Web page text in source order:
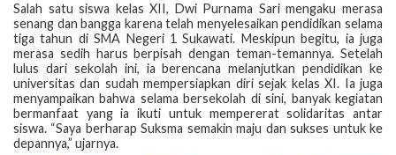
‎Salah satu siswa kelas XII, Dwi Purnama Sari mengaku merasa
senang dan bangga karena telah menyelesaikan pendidikan selama
tiga tahun di SMA Negeri 1 Sukawati. Meskipun begitu, ia juga
merasa sedih harus berpisah dengan teman-temannya. Setelah
lulus dari sekolah ini, ia berencana melanjutkan pendidikan ke
universitas dan sudah mempersiapkan diri sejak kelas XI. Ia juga
menyampaikan bahwa selama bersekolah di sini, banyak kegiatan
bermanfaat yang ia ikuti untuk mempererat solidaritas antar
siswa. “Saya berharap Suksma semakin maju dan sukses untuk ke
depannya,” ujarnya.